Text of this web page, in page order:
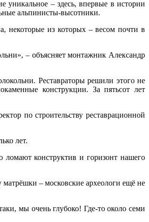
уникальное – здесь, впервые в истории
альпинисты-высотники.
некоторые из которых – весом почти в
– объясняет монтажник Александр
Реставраторы решили этого не
конструкции. За пятьсот лет
по строительству реставрационной
лет.
ломают конструктив и горизонт нашего
– московские археологи ещё не
мы очень глубоко! Где-то около семи